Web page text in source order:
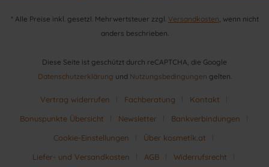
* Alle Preise inkl. gesetzl. Mehrwertsteuer zzgl. Versandkosten , wenn nicht
anders beschrieben.
Diese Seite ist geschützt durch reCAPTCHA, die Google
Datenschutzerklärung und Nutzungsbedingungen gelten.
Vertrag widerrufen Fachberatung
Kontakt
Bonuspunkte Übersicht
Newsletter
Bankverbindungen
Cookie-Einstellungen
Über kosmetik.at
Liefer- und Versandkosten
AGB Widerrufsrecht